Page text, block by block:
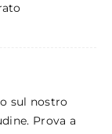
sul nostro
Prova a